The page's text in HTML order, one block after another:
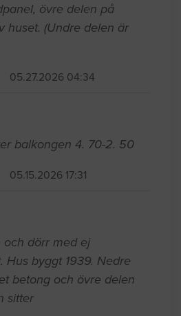
övre delen på
huset. (Undre delen är
05.27.2026 04:34
balkongen 4. 70-2. 50
05.15.2026 17:31
och dörr med ej
Hus byggt 1939. Nedre
betong och övre delen
sitter